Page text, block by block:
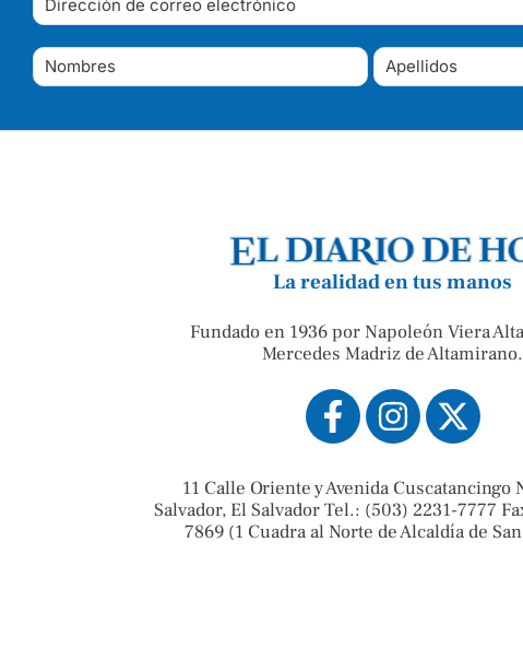
La realidad en tus manos
Fundado en 1936 por Napoleón Viera
Mercedes Madriz de Altamirano.
11 Calle Oriente y Avenida Cuscatancingo
Salvador, El Salvador Tel.: (503) 2231-7777
7869 (1 Cuadra al Norte de Alcaldía de